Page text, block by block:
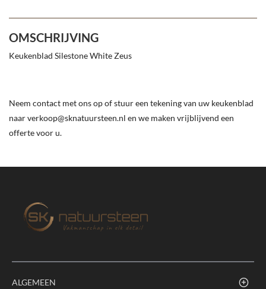
OMSCHRIJVING
Keukenblad Silestone White Zeus
Neem contact met ons op of stuur een tekening van uw keukenblad
naar verkoop@sknatuursteen.nl en we maken vrijblijvend een
offerte voor u.
ALGEMEEN